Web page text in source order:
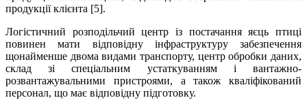
продукції клієнта [5].
Логістичний розподільчий центр із постачання яєць птиці
повинен мати відповідну інфраструктуру забезпечення
щонайменше двома видами транспорту, центр обробки даних,
склад зі спеціальним устаткуванням і вантажно-
розвантажувальними пристроями, а також кваліфікований
персонал, що має відповідну підготовку.